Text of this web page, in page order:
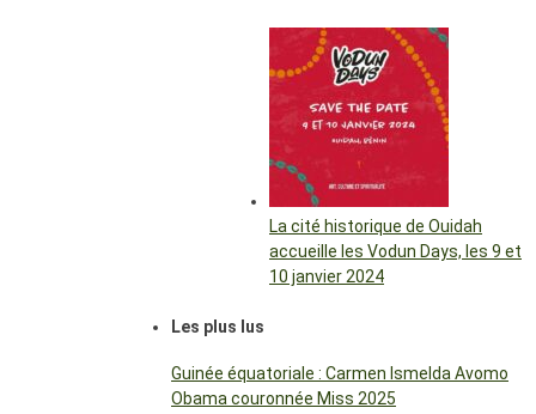
La cité historique de Ouidah
accueille les Vodun Days, les 9 et
10 janvier 2024
Les plus lus
Guinée équatoriale : Carmen Ismelda Avomo
Obama couronnée Miss 2025